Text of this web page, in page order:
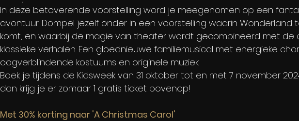
In deze betoverende voorstelling word je meegenomen op een
avontuur. Dompel jezelf onder in een voorstelling waarin Wonderland
komt, en waarbij de magie van theater wordt gecombineerd met de
klassieke verhalen. Een gloednieuwe familiemusical met energieke
oogverblindende kostuums en originele muziek.
Boek je tijdens de Kidsweek van 31 oktober tot en met 7 november
dan krijg je er zomaar 1 gratis ticket bovenop!
Met 30% korting naar 'A Christmas Carol'